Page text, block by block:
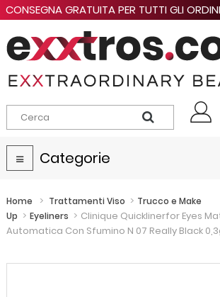
CONSEGNA GRATUITA PER TUTTI GLI
Navigazione
Toggle
Categorie
Home > Trattamenti Viso > Trucco e Make
Up > Eyeliners > Clinique Quicklinerfor Eyes
Automatica Con Sfumino N 07 Really Black